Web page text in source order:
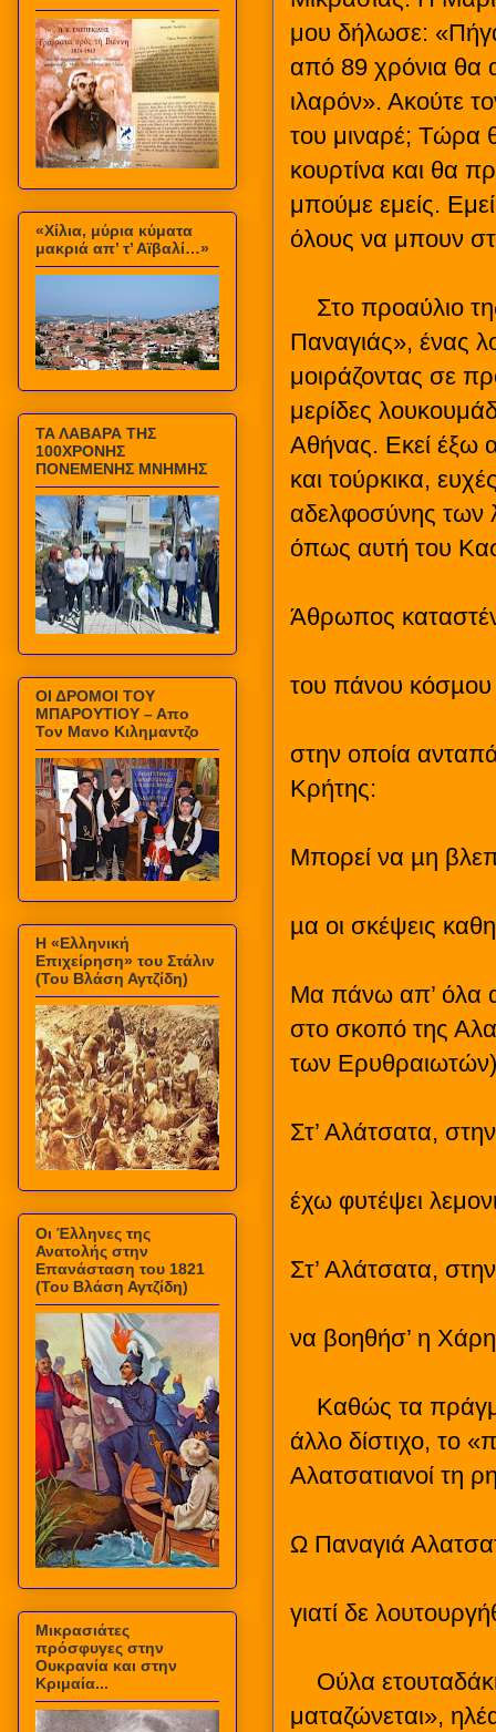
μου δήλωσε:
από 89 χρόνια θα
ιλαρόν». Ακούτε
του μιναρέ; Τώρα
κουρτίνα και θα
μπούμε εμείς.
όλους να μπουν
Στο προαύλιο
Παναγιάς», ένας
μοιράζοντας σε
μερίδες
Αθήνας. Εκεί έξω
και τούρκικα,
αδελφοσύνης των
όπως αυτή του
Άθρωπος
του πάνου
στην οποία
Κρήτης:
Μπορεί να µη
µα οι σκέψεις
Μα πάνω απ’ όλα
στο σκοπό της
των
Στ’ Αλάτσατα,
έχω φυτέψει
Στ’ Αλάτσατα,
να βοηθήσ’ η Χάρη
Καθώς τα
άλλο δίστιχο, το
Αλατσατιανοί τη
Ω Παναγιά
γιατί δε
Ούλα
ματαζώνεται»,
«Χίλια, μύρια κύματα
μακριά απ’ τ’ Αϊβαλί…»
ΤΑ ΛΑΒΑΡΑ ΤΗΣ
100ΧΡΟΝΗΣ
ΠΟΝΕΜΕΝΗΣ ΜΝΗΜΗΣ
ΟΙ ΔΡΟΜΟΙ ΤΟΥ
ΜΠΑΡΟΥΤΙΟΥ – Απο
Τον Μανο Κιλημαντζο
Η «Ελληνική
Επιχείρηση» του Στάλιν
(Του Βλάση Αγτζίδη)
Οι Έλληνες της
Ανατολής στην
Επανάσταση του 1821
(Του Βλάση Αγτζίδη)
Μικρασιάτες
πρόσφυγες στην
Ουκρανία και στην
Κριμαία...